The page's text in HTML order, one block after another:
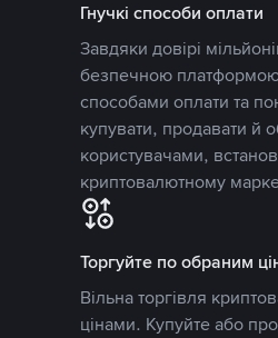
Гнучкі способи оплати
Завдяки довірі
безпечною платформою
способами оплати та
купувати, продавати й
користувачами,
криптовалютному
Торгуйте по обраним
Вільна торгівля
цінами. Купуйте або